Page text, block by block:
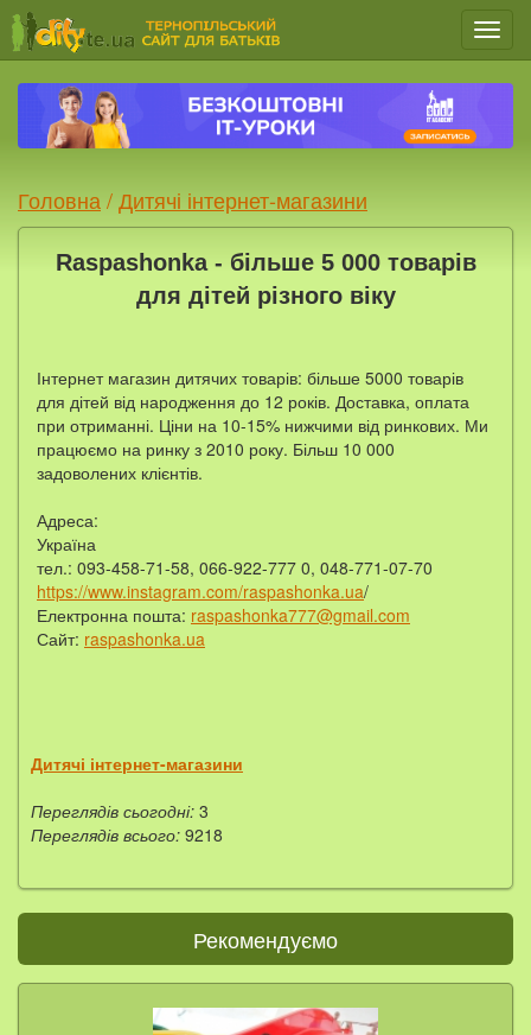
Меню
Головна /Дитячі інтернет-магазини
Raspashonka - більше 5 000 товарів
для дітей різного віку
Інтернет магазин дитячих товарів: більше 5000 товарів
для дітей від народження до 12 років. Доставка, оплата
при отриманні. Ціни на 10-15% нижчими від ринкових. Ми
працюємо на ринку з 2010 року. Більш 10 000
задоволених клієнтів.
Адреса:
Україна
тел.: 093-458-71-58, 066-922-777 0, 048-771-07-70
https://www.instagram.com/raspashonka.ua/
Електронна пошта: raspashonka777@gmail.com
Сайт: raspashonka.ua
Дитячі інтернет-магазини
Переглядів сьогодні: 3
Переглядів всього: 9218
Рекомендуємо